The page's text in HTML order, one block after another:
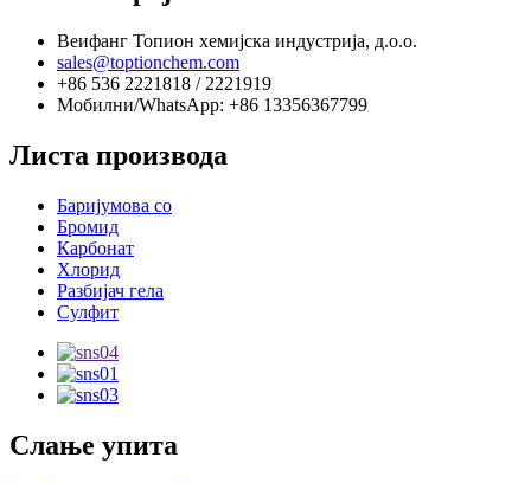
Веифанг Топион хемијска индустрија, д.о.о.
sales@toptionchem.com
+86 536 2221818 / 2221919
Мобилни/WhatsApp: +86 13356367799
Листа производа
Баријумова со
Бромид
Карбонат
Хлорид
Разбијач гела
Сулфит
Слање упита